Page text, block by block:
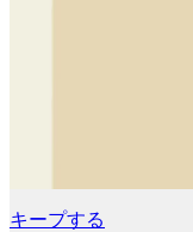
キープする